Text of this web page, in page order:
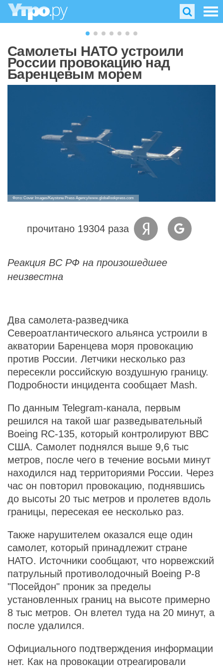
Самолеты НАТО устроили
России провокацию над
Баренцевым морем
Фото: Cover Images/Keystone Press Agency/www.globallookpress.com
прочитано 19304 раза
Реакция ВС РФ на произошедшее
неизвестна
Два самолета-разведчика
Североатлантического альянса устроили в
акватории Баренцева моря провокацию
против России. Летчики несколько раз
пересекли российскую воздушную границу.
Подробности инцидента сообщает Mash.
По данным Telegram-канала, первым
решился на такой шаг разведывательный
Boeing RC-135, который контролируют ВВС
США. Самолет поднялся выше 9,6 тыс
метров, после чего в течение восьми минут
находился над территориями России. Через
час он повторил провокацию, поднявшись
до высоты 20 тыс метров и пролетев вдоль
границы, пересекая ее несколько раз.
Также нарушителем оказался еще один
самолет, который принадлежит стране
НАТО. Источники сообщают, что норвежский
патрульный противолодочный Boeing P-8
"Посейдон" проник за пределы
установленных границ на высоте примерно
8 тыс метров. Он влетел туда на 20 минут, а
после удалился.
Официального подтверждения информации
нет. Как на провокации отреагировали